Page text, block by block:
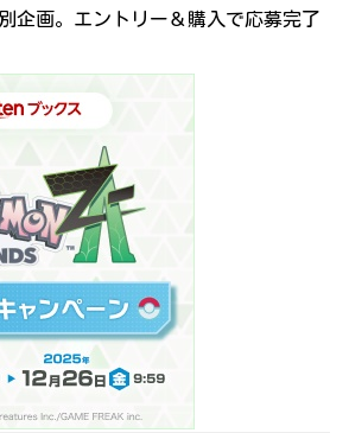
企画。エントリー＆購入で応募完了